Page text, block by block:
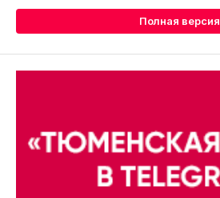
Полная версия